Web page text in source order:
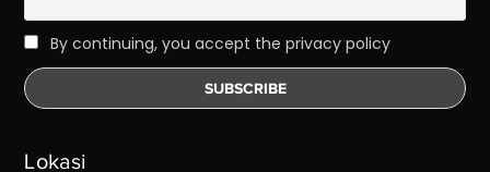
By continuing, you accept the privacy policy
Lokasi